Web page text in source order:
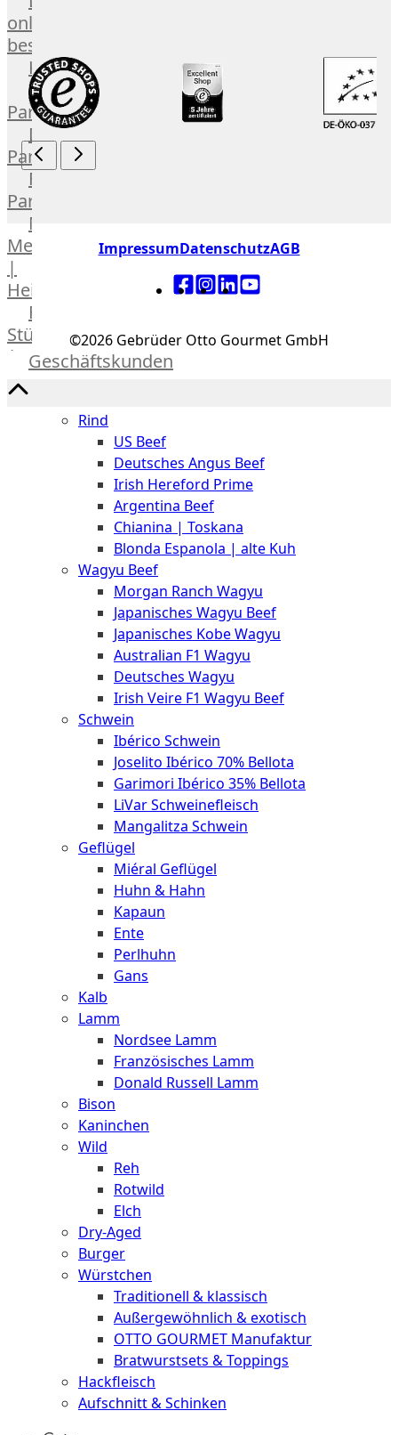
online
bestellen
Karriere
Kochschul-
Partner
Depot-
Partner
Frischetheken-
Partner
Männer
Metzger
|
Heinsberg
Feinkost
Stüttgen
|
Düsseldorf
Geschäftskunden
Rind
US Beef
Deutsches Angus Beef
Irish Hereford Prime
Argentina Beef
Chianina | Toskana
Blonda Espanola | alte Kuh
Wagyu Beef
Morgan Ranch Wagyu
Japanisches Wagyu Beef
Japanisches Kobe Wagyu
Australian F1 Wagyu
Deutsches Wagyu
Irish Veire F1 Wagyu Beef
Schwein
Ibérico Schwein
Joselito Ibérico 70% Bellota
Garimori Ibérico 35% Bellota
LiVar Schweinefleisch
Mangalitza Schwein
Geflügel
Miéral Geflügel
Huhn & Hahn
Kapaun
Ente
Perlhuhn
Gans
Kalb
Lamm
Nordsee Lamm
Französisches Lamm
Donald Russell Lamm
Bison
Kaninchen
Wild
Reh
Rotwild
Elch
Dry-Aged
Burger
Würstchen
Traditionell & klassisch
Außergewöhnlich & exotisch
OTTO GOURMET Manufaktur
Bratwurstsets & Toppings
Hackfleisch
Aufschnitt & Schinken
ImpressumDatenschutzAGB
©2026 Gebrüder Otto Gourmet GmbH